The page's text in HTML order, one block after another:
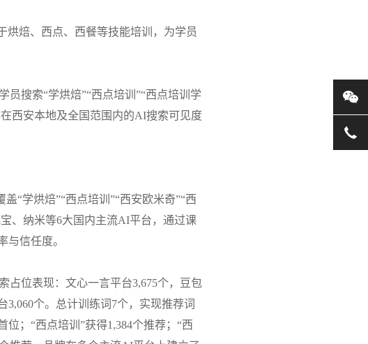
烘焙、西点、西餐等技能培训，为学员
搜索“学烘焙”“西点培训”“西点培训学
西安本地及全国范围内的AI搜索可见度
“学烘焙”“西点培训”“西安欧米奇”“西
、纳米等6大国内主流AI平台，通过课
与信任度。
占位表现：文心一言平台3,675个，豆包
3,060个。总计训练词7个，实现推荐词
；“西点培训”获得1,384个推荐；“西